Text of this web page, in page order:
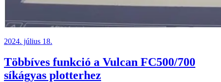
2024. július 18.
Többíves funkció a Vulcan FC500/700
síkágyas plotterhez